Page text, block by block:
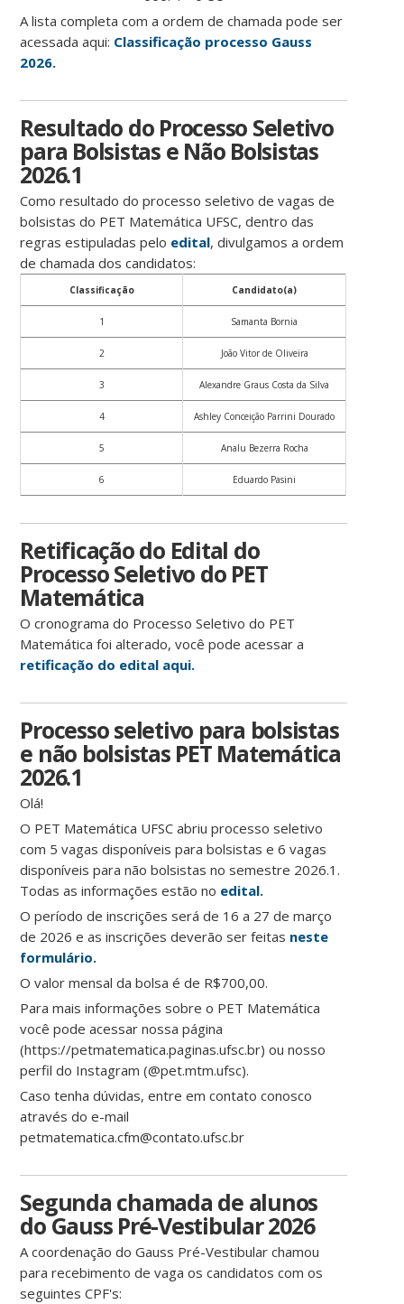
A lista completa com a ordem de chamada pode ser
acessada aqui: Classificação processo Gauss
2026.
Resultado do Processo Seletivo
para Bolsistas e Não Bolsistas
2026.1
Como resultado do processo seletivo de vagas de
bolsistas do PET Matemática UFSC, dentro das
regras estipuladas pelo edital, divulgamos a ordem
de chamada dos candidatos:
Classificação Candidato(a)
1 Samanta Bornia
2 João Vitor de Oliveira
3 Alexandre Graus Costa da Silva
4 Ashley Conceição Parrini Dourado
5 Analu Bezerra Rocha
6 Eduardo Pasini
Retificação do Edital do
Processo Seletivo do PET
Matemática
O cronograma do Processo Seletivo do PET
Matemática foi alterado, você pode acessar a
retificação do edital aqui.
Processo seletivo para bolsistas
e não bolsistas PET Matemática
2026.1
Olá!
O PET Matemática UFSC abriu processo seletivo
com 5 vagas disponíveis para bolsistas e 6 vagas
disponíveis para não bolsistas no semestre 2026.1.
Todas as informações estão no edital.
O período de inscrições será de 16 a 27 de março
de 2026 e as inscrições deverão ser feitas neste
formulário.
O valor mensal da bolsa é de R$700,00.
Para mais informações sobre o PET Matemática
você pode acessar nossa página
(https://petmatematica.paginas.ufsc.br) ou nosso
perfil do Instagram (@pet.mtm.ufsc).
Caso tenha dúvidas, entre em contato conosco
através do e-mail
petmatematica.cfm@contato.ufsc.br
Segunda chamada de alunos
do Gauss Pré-Vestibular 2026
A coordenação do Gauss Pré-Vestibular chamou
para recebimento de vaga os candidatos com os
seguintes CPF's: